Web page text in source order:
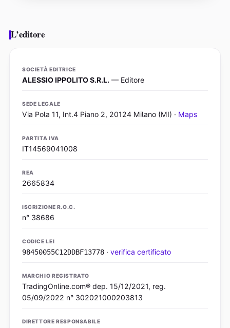
L’editore
SOCIETÀ EDITRICE
ALESSIO IPPOLITO S.R.L. — Editore
SEDE LEGALE
Via Pola 11, Int.4 Piano 2, 20124 Milano (MI) · Maps
PARTITA IVA
IT14569041008
REA
2665834
ISCRIZIONE R.O.C.
n° 38686
CODICE LEI
98450055C12DDBF13778 · verifica certificato
MARCHIO REGISTRATO
TradingOnline.com® dep. 15/12/2021, reg.
05/09/2022 n° 302021000203813
DIRETTORE RESPONSABILE